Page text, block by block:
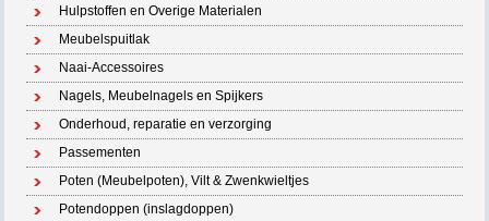
Hulpstoffen en Overige Materialen
Meubelspuitlak
Naai-Accessoires
Nagels, Meubelnagels en Spijkers
Onderhoud, reparatie en verzorging
Passementen
Poten (Meubelpoten), Vilt & Zwenkwieltjes
Potendoppen (inslagdoppen)